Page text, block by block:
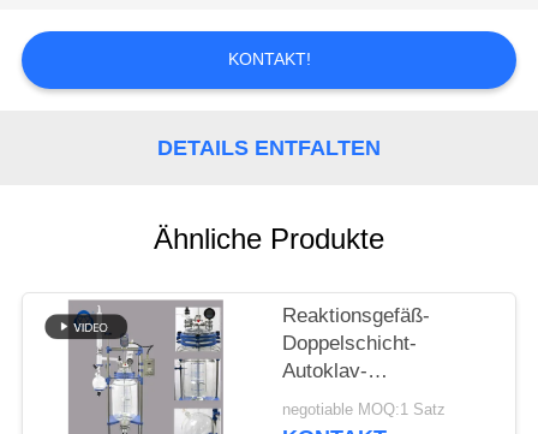
FORDERN
SITEMAP
DATENSCHUTZRICHTLINIE
KONTAKT!
DETAILS ENTFALTEN
Ähnliche Produkte
Reaktionsgefäß-
Doppelschicht-
Autoklav-
Laborglasreaktor mit
Spalten-Kondensator
negotiable MOQ:1 Satz